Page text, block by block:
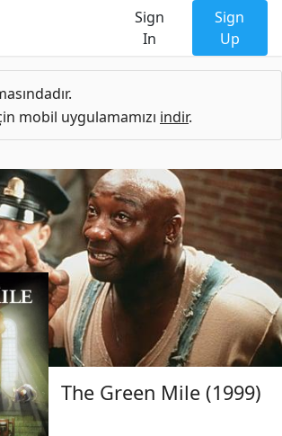
Sign
In
Sign
Up
mobil uygulamamızı indir.
The Green Mile (1999)